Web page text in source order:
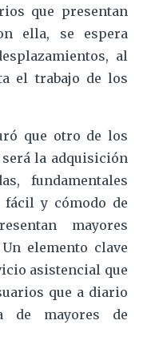
que presentan
ella, se espera
al
el trabajo de los
que otro de los
la adquisición
fundamentales
y cómodo de
mayores
elemento clave
asistencial que
que a diario
de mayores de